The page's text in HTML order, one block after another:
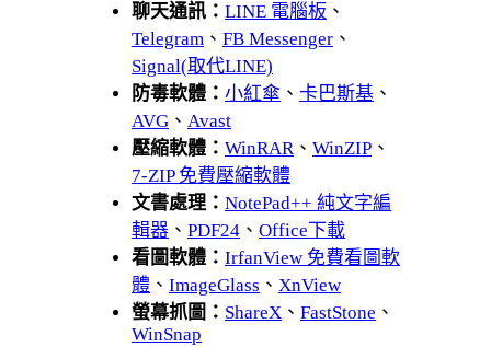
聊天通訊： LINE 電腦板 、
Telegram 、 FB Messenger 、
Signal(取代LINE)
防毒軟體： 小紅傘 、 卡巴斯基 、
AVG 、 Avast
壓縮軟體： WinRAR、 WinZIP 、
7-ZIP 免費壓縮軟體
文書處理： NotePad++ 純文字編
輯器 、 PDF24 、 Office下載
看圖軟體： IrfanView 免費看圖軟
體 、 ImageGlass 、 XnView
螢幕抓圖： ShareX 、 FastStone 、
WinSnap